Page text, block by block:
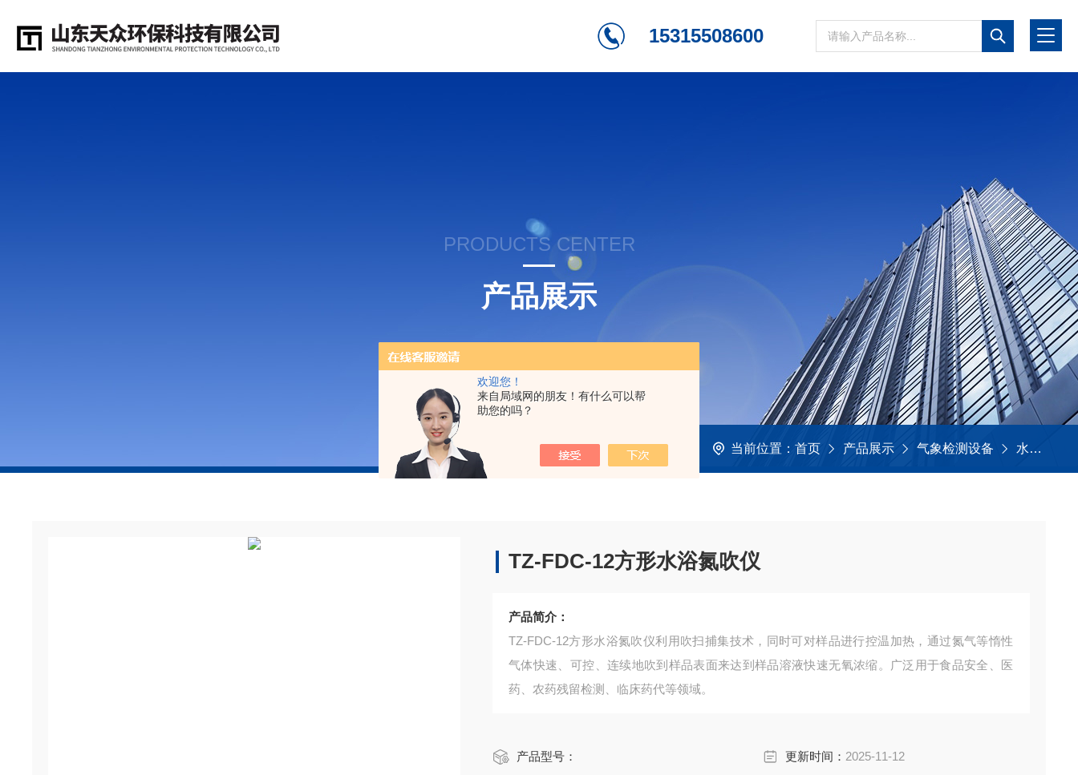
欢迎您！
来自局域网的朋友！有什么可以帮
助您的吗？
15315508600
PRODUCTS CENTER
产品展示
当前位置： 首页 产品展示 气象检测设备 水浴氮吹仪
TZ-FDC-12方形水浴氮吹仪
产品简介：
TZ-FDC-12方形水浴氮吹仪利用吹扫捕集技术，同时可对样品进行控温加热，通过氮气等惰性
气体快速、可控、连续地吹到样品表面来达到样品溶液快速无氧浓缩。广泛用于食品安全、医
药、农药残留检测、临床药代等领域。
产品型号： 更新时间： 2025-11-12